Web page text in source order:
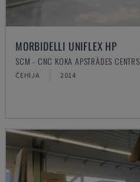
MORBIDELLI UNIFLEX HP
SCM - CNC KOKA APSTRĀDES CENTRS
ČEHIJA 2014